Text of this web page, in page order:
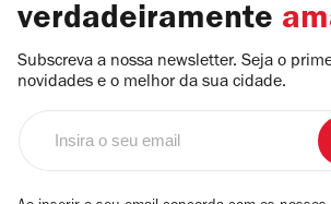
verdadeiramente
Subscreva a nossa newsletter. Seja o
novidades e o melhor da sua cidade.